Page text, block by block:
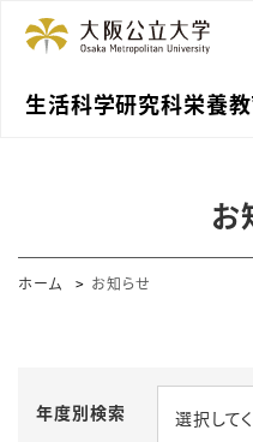
生活科学研究科栄養
お
ホーム お知らせ
年度別検索 選択して